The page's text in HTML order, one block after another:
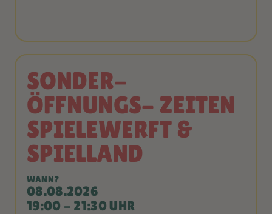
SONDER-
ÖFFNUNGS- ZEITEN
SPIELEWERFT &
SPIELLAND
WANN?
08.08.2026
19:00 - 21:30 UHR